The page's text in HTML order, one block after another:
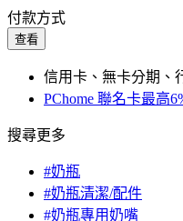
付款方式
查看
信用卡、無卡分期、
PChome 聯名卡最高
搜尋更多
#奶瓶
#奶瓶清潔/配件
#奶瓶專用奶嘴